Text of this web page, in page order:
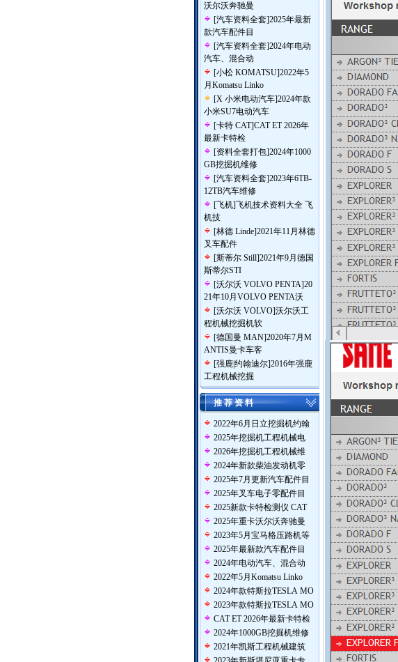
沃尔沃奔驰曼
[汽车资料全套]2025年最新
款汽车配件目
[汽车资料全套]2024年电动
汽车、混合动
[小松 KOMATSU]2022年5
月Komatsu Linko
[X 小米电动汽车]2024年款
小米SU7电动汽车
[卡特 CAT]CAT ET 2026年
最新卡特检
[资料全套打包]2024年1000
GB挖掘机维修
[汽车资料全套]2023年6TB-
12TB汽车维修
[飞机]飞机技术资料大全 飞
机技
[林德 Linde]2021年11月林德
叉车配件
[斯蒂尔 Still]2021年9月德国
斯蒂尔STI
[沃尔沃 VOLVO PENTA]20
21年10月VOLVO PENTA沃
[沃尔沃 VOLVO]沃尔沃工
程机械挖掘机软
[德国曼 MAN]2020年7月M
ANTIS曼卡车客
[强鹿|约翰迪尔]2016年强鹿
工程机械挖掘
推 荐 资 料
2022年6月日立挖掘机约翰
2025年挖掘机工程机械电
2026年挖掘机工程机械维
2024年新款柴油发动机零
2025年7月更新汽车配件目
2025年叉车电子零配件目
2025新款卡特检测仪 CAT
2025年重卡沃尔沃奔驰曼
2023年5月宝马格压路机等
2025年最新款汽车配件目
2024年电动汽车、混合动
2022年5月Komatsu Linko
2024年款特斯拉TESLA MO
2023年款特斯拉TESLA MO
CAT ET 2026年最新卡特检
2024年1000GB挖掘机维修
2021年凯斯工程机械建筑